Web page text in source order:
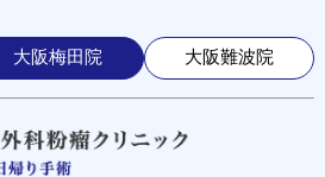
大阪梅田院 大阪難波院